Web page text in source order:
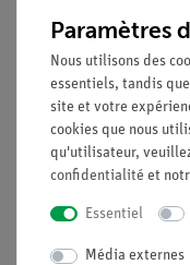
PHYWE
à gradins DC:
2/4/6/8/10/12
AC: 2/4/6/8/10/
5 A
Pince de table
Paramètres
Nous utilisons des
essentiels, tandis
site et votre
cookies que nous
qu'utilisateur,
confidentialité et
Essentiel
Média externes